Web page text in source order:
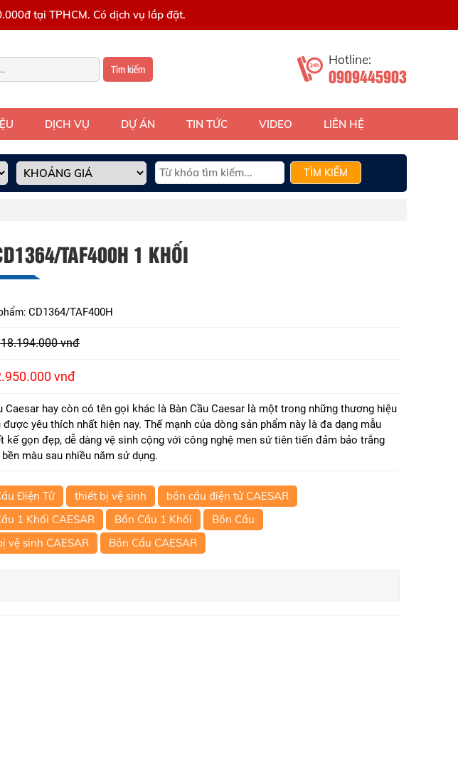
tại TPHCM. Có dịch vụ lắp đặt.
Tìm kiếm
Hotline:
0909445903
DỊCH VỤ DỰ ÁN TIN TỨC VIDEO LIÊN HỆ
TÌM KIẾM
TAF400H 1 KHỐI
CD1364/TAF400H
vnđ
vnđ
Caesar hay còn có tên gọi khác là Bàn Cầu Caesar là một trong những thương hiệu
được yêu thích nhất hiện nay. Thế mạnh của dòng sản phẩm này là đa dạng mẫu
kế gọn đẹp, dễ dàng vệ sinh cộng với công nghệ men sứ tiên tiến đảm bảo trắng
màu sau nhiều năm sử dụng.
Điện Tử thiết bị vệ sinh
bồn cầu điện tử CAESAR
1 Khối CAESAR
Bồn Cầu 1 Khối
Bồn Cầu
vệ sinh CAESAR
Bồn Cầu CAESAR